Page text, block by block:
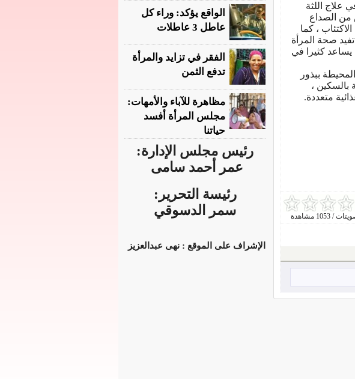
علاج اللثة
من الصداع
، كما
صحة المرأة
كثيرا في
ببذور
بالسكين ،
متعددة.
الواقع يؤكد: وراء كل
عاطل 3 عاطلات
الفقر في تزايد والمرأة
تدفع الثمن
مظاهرة للآباء والأمهات:
مجلس المرأة أفسد
حياتنا
رئيس مجلس الإدارة:
عمر أحمد سامى
رئيسة التحرير:
سمر الدسوقي
الإشراف على الموقع : نهى عبدالعزيز